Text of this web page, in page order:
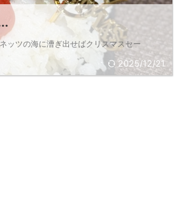
2025/12/21
ッツの海に漕ぎ出せばクリスマスセー